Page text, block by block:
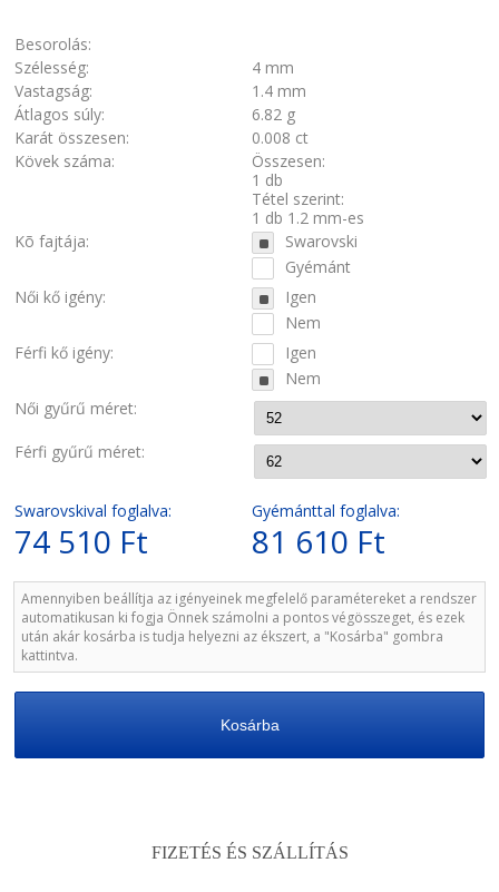
Besorolás:
Szélesség:
4 mm
Vastagság:
1.4 mm
Átlagos súly:
6.82 g
Karát összesen:
0.008 ct
Kövek száma:
Összesen:
1 db
Tétel szerint:
1 db 1.2 mm-es
Kõ fajtája:
Swarovski
Gyémánt
Női kő igény:
Igen
Nem
Férfi kő igény:
Igen
Nem
Női gyűrű méret:
Férfi gyűrű méret:
Swarovskival foglalva:
74 510 Ft
Gyémánttal foglalva:
81 610 Ft
Amennyiben beállítja az igényeinek megfelelő paramétereket a rendszer
automatikusan ki fogja Önnek számolni a pontos végösszeget, és ezek
után akár kosárba is tudja helyezni az ékszert, a "Kosárba" gombra
kattintva.
Kosárba
FIZETÉS ÉS SZÁLLÍTÁS